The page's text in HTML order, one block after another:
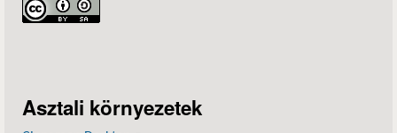
Asztali környezetek